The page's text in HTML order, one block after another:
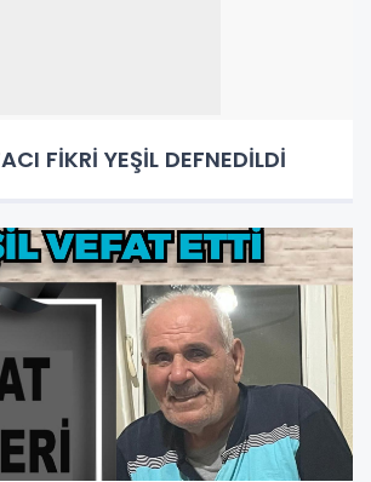
FİKRİ YEŞİL DEFNEDİLDİ